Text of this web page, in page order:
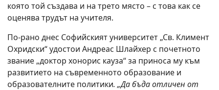
която той създава и на трето място – с това как се
оценява трудът на учителя.
По-рано днес Софийският университет „Св. Климент
Охридски“ удостои Андреас Шлайхер с почетното
звание „доктор хонорис кауза“ за приноса му към
развитието на съвременното образование и
образователните политики. „Да бъда отличен от